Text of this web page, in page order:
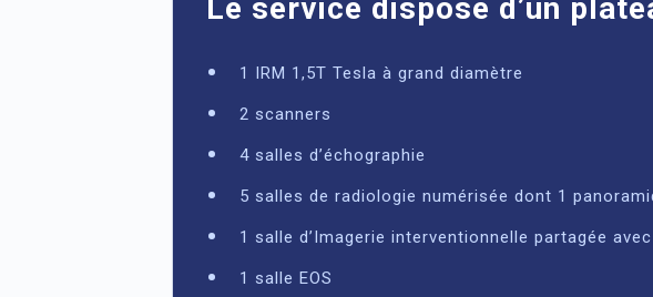
Le service dispose d’un
1 IRM 1,5T Tesla à grand diamètre
2 scanners
4 salles d’échographie
5 salles de radiologie numérisée dont 1
1 salle d’Imagerie interventionnelle partagée
1 salle EOS